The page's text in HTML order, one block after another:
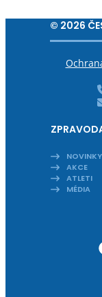
© 2026
NOVINKY
AKCE
ATLETI
MÉDIA